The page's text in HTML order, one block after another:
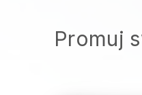
Promuj